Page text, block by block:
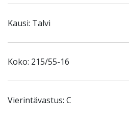
Kausi: Talvi
Koko: 215/55-16
Vierintävastus: C